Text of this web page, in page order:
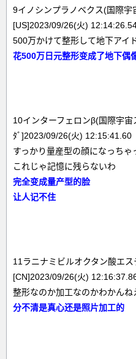
9イノシンプラノベクス(国際宇
[US]2023/09/26(火)
500万かけて整形して地下アイ
花500万日元整形变成了地下偶
10インターフェロンβ(国際宇宙
ﾀﾞ]2023/09/26(火) 12:15:41.60
すっかり量産型の顔になっちゃ
これじゃ記憶に残らないわ
完全变成量产型的脸
让人记不住
11ラニナミビルオクタン酸エ
[CN]2023/09/26(火)
整形なのか加工なのかわかんね
分不清是真心还是照片加工的